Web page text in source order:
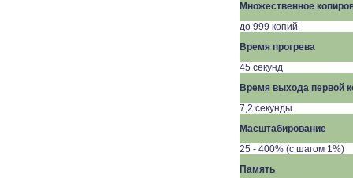
Множественное
до 999 копий
Время прогрева
45 секунд
Время выхода первой
7,2 секунды
Масштабирование
25 - 400% (с шагом 1%)
Память